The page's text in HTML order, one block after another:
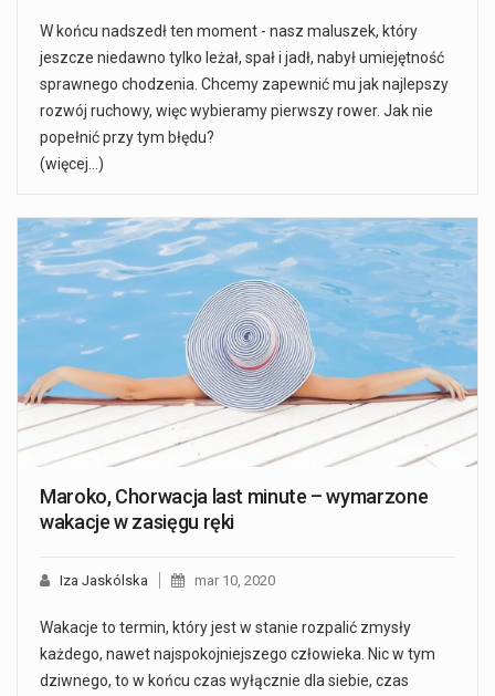
W końcu nadszedł ten moment - nasz maluszek, który
jeszcze niedawno tylko leżał, spał i jadł, nabył umiejętność
sprawnego chodzenia. Chcemy zapewnić mu jak najlepszy
rozwój ruchowy, więc wybieramy pierwszy rower. Jak nie
popełnić przy tym błędu?
(więcej…)
Maroko, Chorwacja last minute – wymarzone
wakacje w zasięgu ręki
Iza Jaskólska mar 10, 2020
Wakacje to termin, który jest w stanie rozpalić zmysły
każdego, nawet najspokojniejszego człowieka. Nic w tym
dziwnego, to w końcu czas wyłącznie dla siebie, czas